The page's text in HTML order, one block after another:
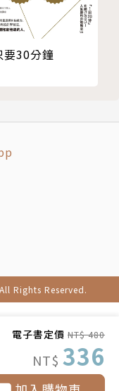
電子書定價 NT$ 480
NT$ 336
激發玩家想全部蒐
帶來稀少、獨特
高。
避免被殭屍感染得
」
要30分鐘
Rights Reserved.